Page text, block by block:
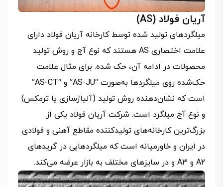
آریان فولاد (AS)
میلگردهای تولید شده توسط کارخانه آریان فولاد دارای
علامت اختصاری AS هستند که نوع آج و روش تولید
محصولات در ادامه آن، حک شده. برای مثال علامت
حک‌شده روی میلگردها به‌صورت “AS-JU” و “AS-CT”
است که نشان‌دهنده روش تولید (آلیاژسازی یا ترمکس)
و نوع آج میلگرد است.​ شرکت آریان فولاد یکی از
بزرگ‌ترین کارخانه‌های تولیدکننده مقاطع آهنی و فولادی
در ایران و خاورمیانه است که میلگردهایی در گریدهای
A2 و A3 و در سایزهای مختلف به بازار عرضه می‌کند.